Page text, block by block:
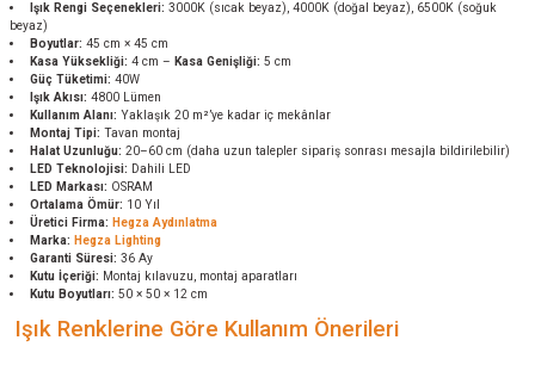
Işık Rengi Seçenekleri: 3000K (sıcak beyaz), 4000K (doğal beyaz), 6500K (soğuk
beyaz)
Boyutlar: 45 cm × 45 cm
Kasa Yüksekliği: 4 cm – Kasa Genişliği: 5 cm
Güç Tüketimi: 40W
Işık Akısı: 4800 Lümen
Kullanım Alanı: Yaklaşık 20 m²’ye kadar iç mekânlar
Montaj Tipi: Tavan montaj
Halat Uzunluğu: 20–60 cm (daha uzun talepler sipariş sonrası mesajla bildirilebilir)
LED Teknolojisi: Dahili LED
LED Markası: OSRAM
Ortalama Ömür: 10 Yıl
Üretici Firma: Hegza Aydınlatma
Marka: Hegza Lighting
Garanti Süresi: 36 Ay
Kutu İçeriği: Montaj kılavuzu, montaj aparatları
Kutu Boyutları: 50 × 50 × 12 cm
Işık Renklerine Göre Kullanım Önerileri